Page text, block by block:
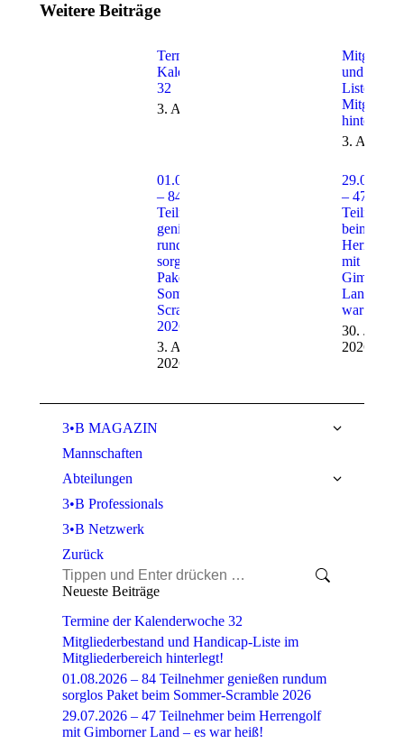
Weitere Beiträge
Termine der
Kalenderwoche
32
3. August 2026
und
Liste im
hinterlegt!
3. August
01.08.2026
– 84
Teilnehmer
genießen
rundum
sorglos
Paket beim
Sommer-
Scramble
2026
3. August
2026
– 47
beim
Herrengolf
mit
Gimborner
Land – es
war heiß!
30. Juli
2026
3•B MAGAZIN
Mannschaften
Abteilungen
3•B Professionals
3•B Netzwerk
Zurück
Search:
Neueste Beiträge
Termine der Kalenderwoche 32
Mitgliederbestand und Handicap-Liste im
Mitgliederbereich hinterlegt!
01.08.2026 – 84 Teilnehmer genießen rundum
sorglos Paket beim Sommer-Scramble 2026
29.07.2026 – 47 Teilnehmer beim Herrengolf
mit Gimborner Land – es war heiß!